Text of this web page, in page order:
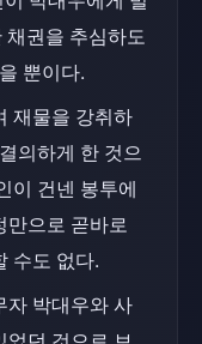
채권을 추심하도
뿐이다.
재물을 강취하
의하게 한 것으
이 건넨 봉투에
만으로 곧바로
수도 없다.
자 박대우와 사